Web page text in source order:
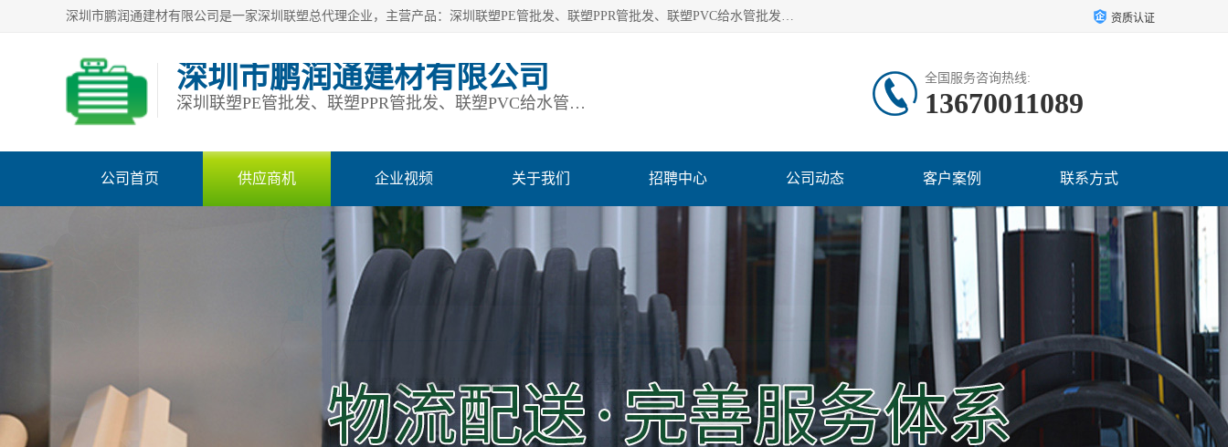
深圳市鹏润通建材有限公司是一家深圳联塑总代理企业，主营产品：深圳联塑PE管批发、联塑PPR管批发、联塑PVC给水管批发、联塑PVC排水管批发、联塑管道批发等。凭借服务以及多年的勤奋拼搏，发展成为一家销售各种管材管件，绝缘电工套管及配件等系列产品的贸易公司。公司秉承“顾客至上，锐意进取”的经营理念，坚持“客户至上”原则为广大客户提供的服务。欢迎惠顾！ 资质认证
深圳市鹏润通建材有限公司
深圳联塑PE管批发、联塑PPR管批发、联塑PVC给水管批发、联塑PVC排水管批发、联塑管道批发等
全国服务咨询热线:
13670011089
公司首页 供应商机 企业视频 关于我们 招聘中心 公司动态 客户案例 联系方式